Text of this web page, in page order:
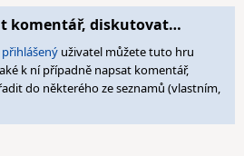
komentář, diskutovat…
přihlášený uživatel můžete tuto hru
k ní případně napsat komentář,
do některého ze seznamů (vlastním,